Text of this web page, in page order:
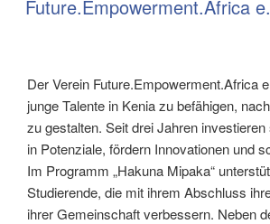
Future.Empowerment.Africa
Der Verein Future.Empowerment.Africa
junge Talente in Kenia zu befähigen,
zu gestalten. Seit drei Jahren
in Potenziale, fördern Innovationen und
Im Programm „Hakuna Mipaka“
Studierende, die mit ihrem Abschluss
ihrer Gemeinschaft verbessern. Neben